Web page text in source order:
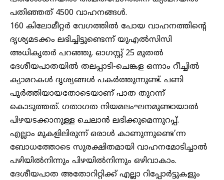
പതിഞ്ഞത് 4500 വാഹനങ്ങൾ.
160 കിലോമീറ്റർ വേഗത്തിൽ പോയ വാഹനത്തിന്റെ
ദൃശ്യമടക്കം ലഭിച്ചിട്ടുണ്ടെന്ന് യുഎൽസിസി
അധികൃതർ പറഞ്ഞു. ഓഗസ്റ്റ് 25 മുതൽ
ദേശീയപാതയിൽ തലപ്പാടി-ചെങ്കള ഒന്നാം റീച്ചിൽ
ക്യാമറകൾ ദൃശ്യങ്ങൾ പകർത്തുന്നുണ്ട്. പണി
പൂർത്തിയായതോടെയാണ് പാത തുറന്ന്
കൊടുത്തത്. ഗതാഗത നിയമലംഘനമുണ്ടായാൽ
പിഴയടക്കാനുള്ള ചെലാൻ ലഭിക്കുമെന്നുറപ്പ്.
എല്ലാം മുകളിലിരുന്ന് ഒരാൾ കാണുന്നുണ്ടെ’ന്ന
ബോധത്തോടെ സുരക്ഷിതമായി വാഹനമോടിച്ചാൽ
പഴിയിൽനിന്നും പിഴയിൽനിന്നും ഒഴിവാകാം.
ദേശീയപാത അതോറിറ്റിക്ക് എല്ലാ റിപ്പോർട്ടുകളും